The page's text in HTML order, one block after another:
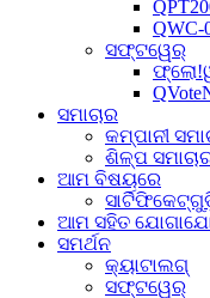
ସଫ୍ଟୱେର୍
ସମାଚାର
କମ୍ପାନୀ
ଶିଳ୍ପ
ଆମ ବିଷୟରେ
ଆମ ସହିତ
ସମର୍ଥନ
କ୍ୟାଟାଲଗ୍
ସଫ୍ଟୱେର୍